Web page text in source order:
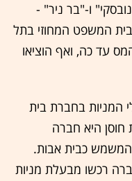
בשנת 2014 - "ברנובסקי" ו-"בר ניר" -
המשפט המחוזי בתל
עד כה, ואף הוציאו
המניות בחברת בית
חוסן היא חברה
כבית אבות.
רכשו מבעלת מניות